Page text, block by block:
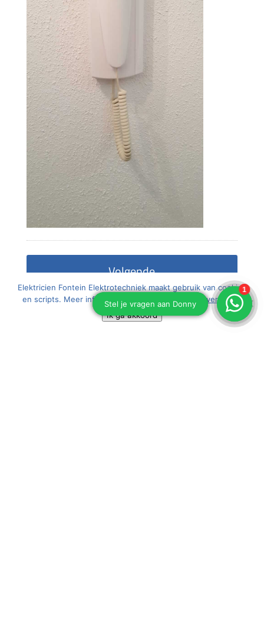
Elektricien Fontein Elektrotechniek maakt gebruik van cookies
en scripts. Meer informatie vindt u in onze
cookieverklaring
Ik ga akkoord